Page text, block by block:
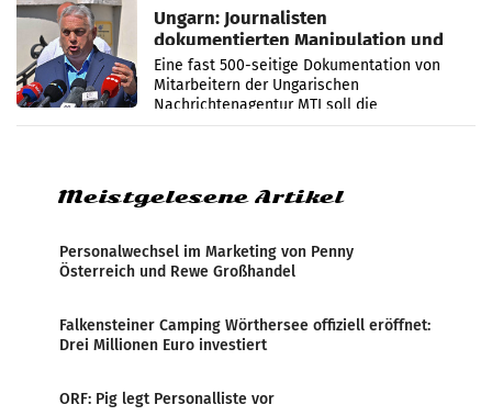
Ungarn: Journalisten
dokumentierten Manipulation und
Zensur
Eine fast 500-seitige Dokumentation von
Mitarbeitern der Ungarischen
Nachrichtenagentur MTI soll die
systematische Nachrichten-Manipulation und
Meistgelesene Artikel
Personalwechsel im Marketing von Penny
Österreich und Rewe Großhandel
Falkensteiner Camping Wörthersee offiziell eröffnet:
Drei Millionen Euro investiert
ORF: Pig legt Personalliste vor